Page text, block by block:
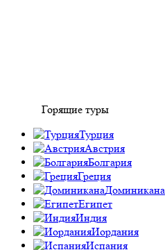
Горящие туры
Турция
Австрия
Болгария
Греция
Доминикана
Египет
Индия
Иордания
Испания